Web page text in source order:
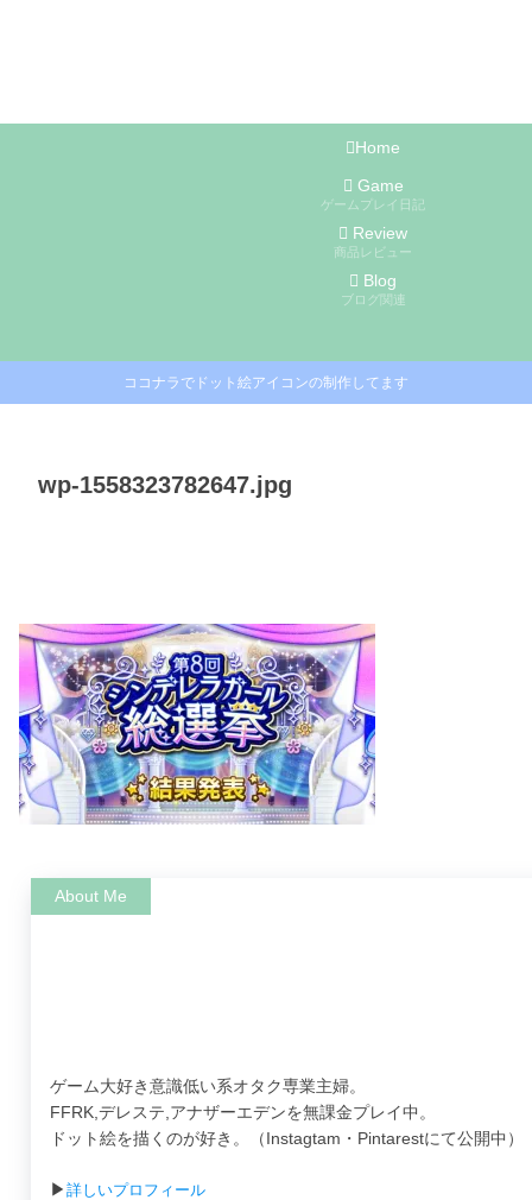
Home
Game
ゲームプレイ日記
Review
商品レビュー
Blog
ブログ関連
ココナラでドット絵アイコンの制作してます
wp-1558323782647.jpg
ゲーム大好き意識低い系オタク専業主婦。
FFRK,デレステ,アナザーエデンを無課金プレイ中。
ドット絵を描くのが好き。（Instagtam・Pintarestにて公開中）
▶ 詳しいプロフィール